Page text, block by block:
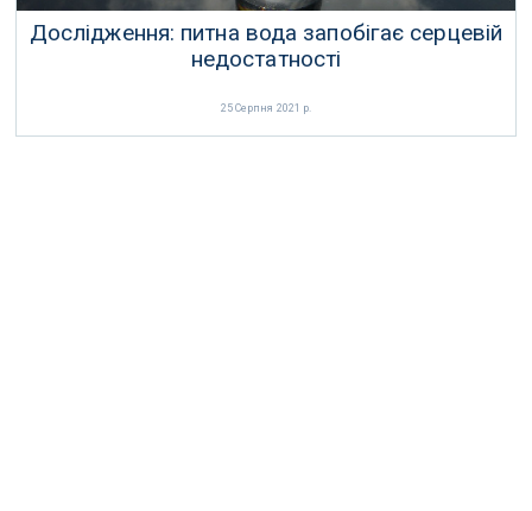
Дослідження: питна вода запобігає серцевій
недостатності
25 Серпня 2021 р.